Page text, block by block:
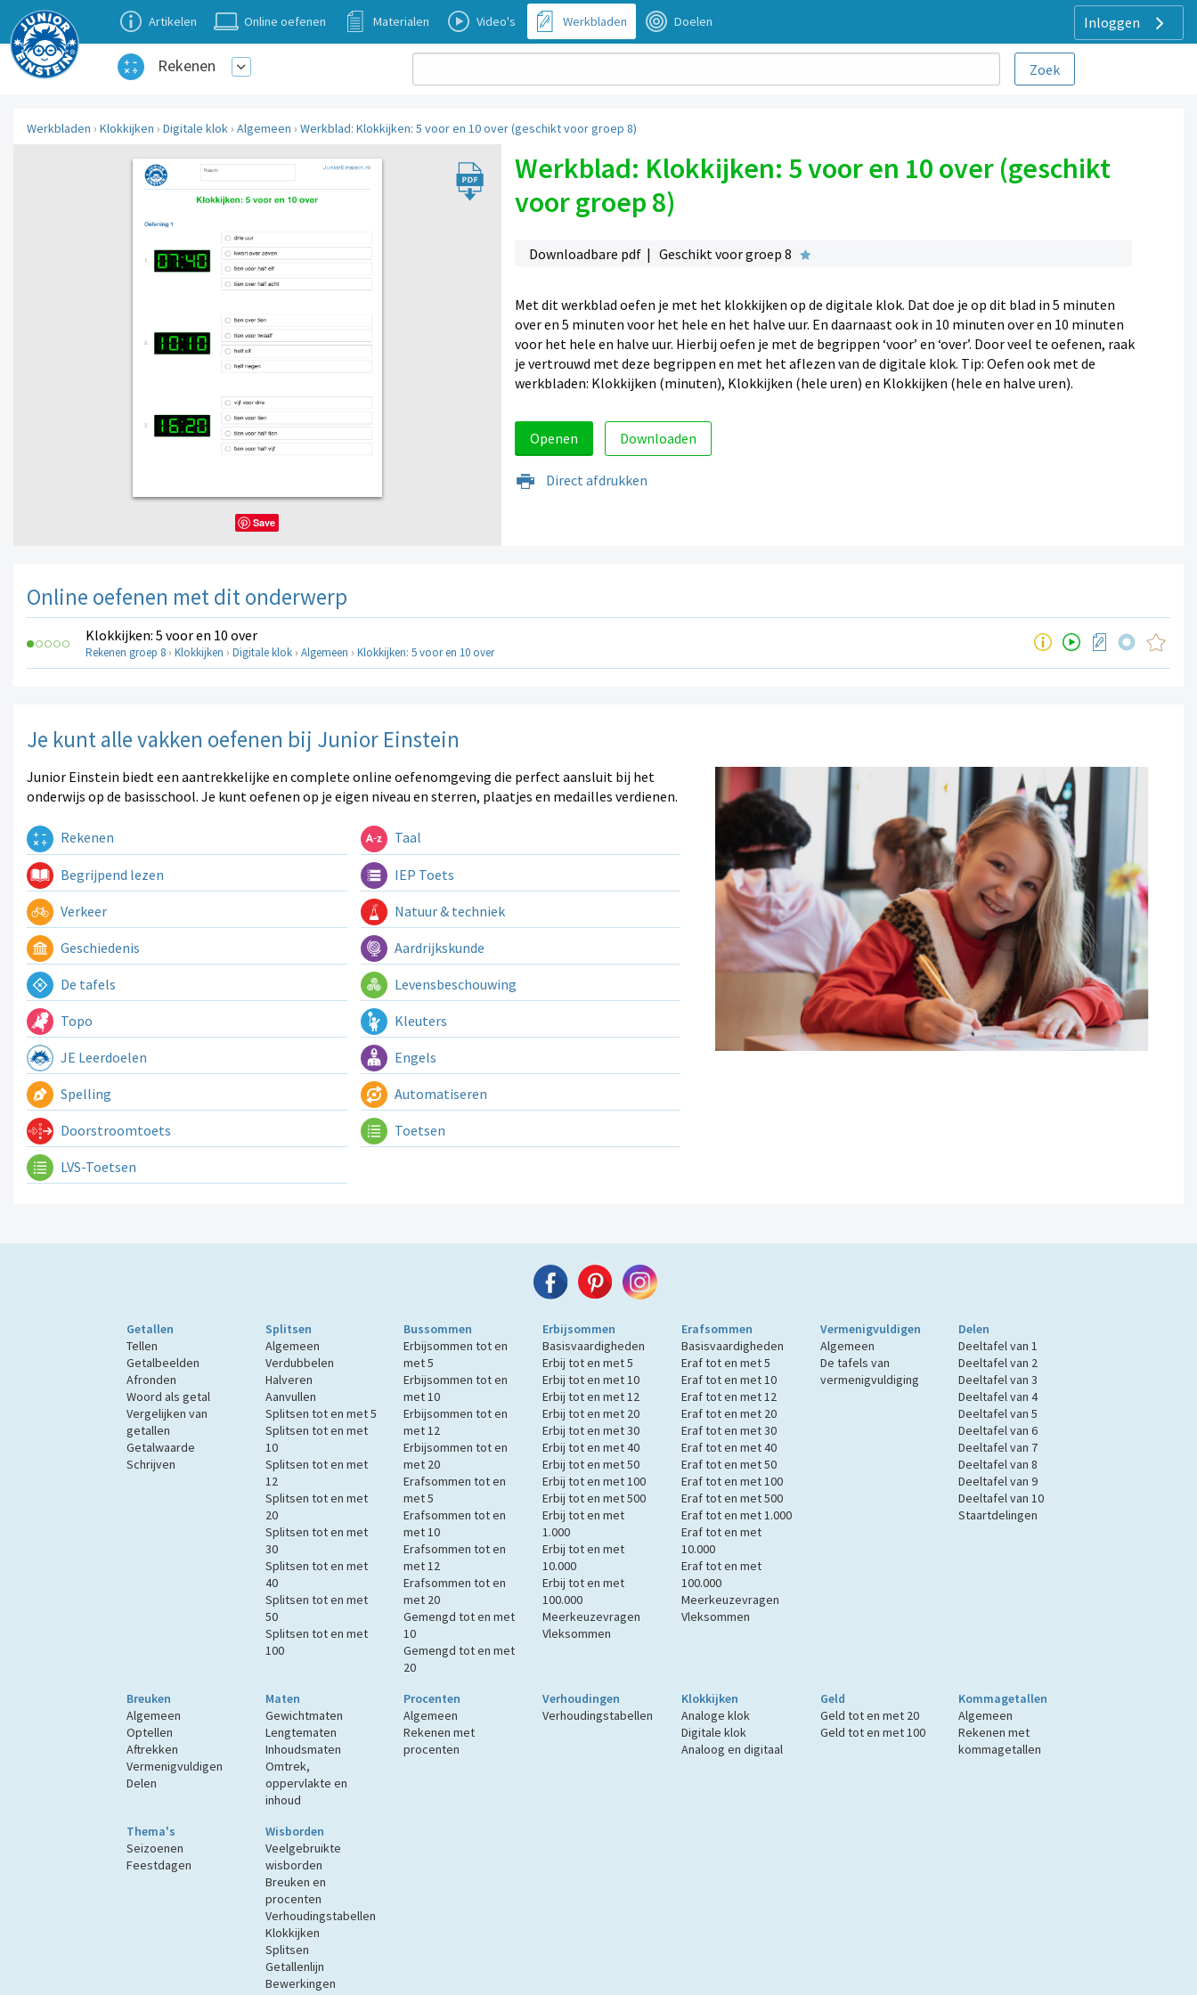
Inloggen
Artikelen Online oefenen Materialen Video's Werkbladen Doelen
Rekenen
Werkbladen › Klokkijken › Digitale klok › Algemeen › Werkblad: Klokkijken: 5 voor en 10 over (geschikt voor groep 8)
Werkblad: Klokkijken: 5 voor en 10 over (geschikt
voor groep 8)
Downloadbare pdf | Geschikt voor groep 8
Met dit werkblad oefen je met het klokkijken op de digitale klok. Dat doe je op dit blad in 5 minuten
over en 5 minuten voor het hele en het halve uur. En daarnaast ook in 10 minuten over en 10 minuten
voor het hele en halve uur. Hierbij oefen je met de begrippen ‘voor’ en ‘over’. Door veel te oefenen, raak
je vertrouwd met deze begrippen en met het aflezen van de digitale klok. Tip: Oefen ook met de
werkbladen: Klokkijken (minuten), Klokkijken (hele uren) en Klokkijken (hele en halve uren).
Openen Downloaden
Direct afdrukken
Save
Online oefenen met dit onderwerp
Klokkijken: 5 voor en 10 over
Rekenen groep 8 › Klokkijken › Digitale klok › Algemeen › Klokkijken: 5 voor en 10 over
Je kunt alle vakken oefenen bij Junior Einstein
Junior Einstein biedt een aantrekkelijke en complete online oefenomgeving die perfect aansluit bij het
onderwijs op de basisschool. Je kunt oefenen op je eigen niveau en sterren, plaatjes en medailles verdienen.
Rekenen Taal
Begrijpend lezen IEP Toets
Verkeer Natuur & techniek
Geschiedenis Aardrijkskunde
De tafels Levensbeschouwing
Topo Kleuters
JE Leerdoelen Engels
Spelling Automatiseren
Doorstroomtoets Toetsen
LVS-Toetsen
Getallen
Tellen
Getalbeelden
Afronden
Woord als getal
Vergelijken van
getallen
Getalwaarde
Schrijven
Splitsen
Algemeen
Verdubbelen
Halveren
Aanvullen
Splitsen tot en met 5
Splitsen tot en met
10
Splitsen tot en met
12
Splitsen tot en met
20
Splitsen tot en met
30
Splitsen tot en met
40
Splitsen tot en met
50
Splitsen tot en met
100
Bussommen
Erbijsommen tot en
met 5
Erbijsommen tot en
met 10
Erbijsommen tot en
met 12
Erbijsommen tot en
met 20
Erafsommen tot en
met 5
Erafsommen tot en
met 10
Erafsommen tot en
met 12
Erafsommen tot en
met 20
Gemengd tot en met
10
Gemengd tot en met
20
Erbijsommen
Basisvaardigheden
Erbij tot en met 5
Erbij tot en met 10
Erbij tot en met 12
Erbij tot en met 20
Erbij tot en met 30
Erbij tot en met 40
Erbij tot en met 50
Erbij tot en met 100
Erbij tot en met 500
Erbij tot en met
1.000
Erbij tot en met
10.000
Erbij tot en met
100.000
Meerkeuzevragen
Vleksommen
Erafsommen
Basisvaardigheden
Eraf tot en met 5
Eraf tot en met 10
Eraf tot en met 12
Eraf tot en met 20
Eraf tot en met 30
Eraf tot en met 40
Eraf tot en met 50
Eraf tot en met 100
Eraf tot en met 500
Eraf tot en met 1.000
Eraf tot en met
10.000
Eraf tot en met
100.000
Meerkeuzevragen
Vleksommen
Vermenigvuldigen
Algemeen
De tafels van
vermenigvuldiging
Delen
Deeltafel van 1
Deeltafel van 2
Deeltafel van 3
Deeltafel van 4
Deeltafel van 5
Deeltafel van 6
Deeltafel van 7
Deeltafel van 8
Deeltafel van 9
Deeltafel van 10
Staartdelingen
Breuken
Algemeen
Optellen
Aftrekken
Vermenigvuldigen
Delen
Maten
Gewichtmaten
Lengtematen
Inhoudsmaten
Omtrek,
oppervlakte en
inhoud
Procenten
Algemeen
Rekenen met
procenten
Verhoudingen
Verhoudingstabellen
Klokkijken
Analoge klok
Digitale klok
Analoog en digitaal
Geld
Geld tot en met 20
Geld tot en met 100
Kommagetallen
Algemeen
Rekenen met
kommagetallen
Thema's
Seizoenen
Feestdagen
Wisborden
Veelgebruikte
wisborden
Breuken en
procenten
Verhoudingstabellen
Klokkijken
Splitsen
Getallenlijn
Bewerkingen